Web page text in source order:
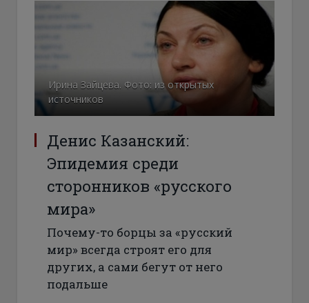
Ирина Зайцева. Фото: из открытых
источников
Денис Казанский:
Эпидемия среди
сторонников «русского
мира»
Почему-то борцы за «русский
мир» всегда строят его для
других, а сами бегут от него
подальше